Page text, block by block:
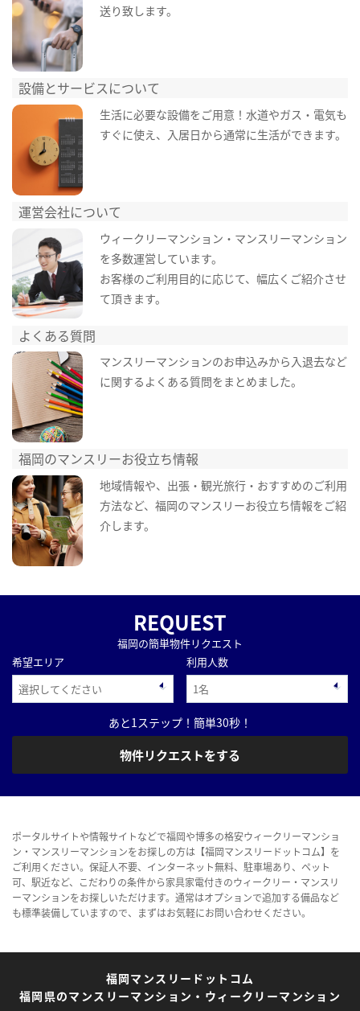
送り致します。
設備とサービスについて
生活に必要な設備をご用意！水道やガス・電気も
すぐに使え、入居日から通常に生活ができます。
運営会社について
ウィークリーマンション・マンスリーマンション
を多数運営しています。
お客様のご利用目的に応じて、幅広くご紹介させ
て頂きます。
よくある質問
マンスリーマンションのお申込みから入退去など
に関するよくある質問をまとめました。
福岡のマンスリーお役立ち情報
地域情報や、出張・観光旅行・おすすめのご利用
方法など、福岡のマンスリーお役立ち情報をご紹
介します。
REQUEST
福岡の簡単物件リクエスト
希望エリア
利用人数
あと1ステップ！簡単30秒！
物件リクエストをする
ポータルサイトや情報サイトなどで福岡や博多の格安ウィークリーマンショ
ン・マンスリーマンションをお探しの方は【福岡マンスリードットコム】を
ご利用ください。保証人不要、インターネット無料、駐車場あり、ペット
可、駅近など、こだわりの条件から家具家電付きのウィークリー・マンスリ
ーマンションをお探しいただけます。通常はオプションで追加する備品など
も標準装備していますので、まずはお気軽にお問い合わせください。
福岡マンスリードットコム
福岡県のマンスリーマンション・ウィークリーマンション